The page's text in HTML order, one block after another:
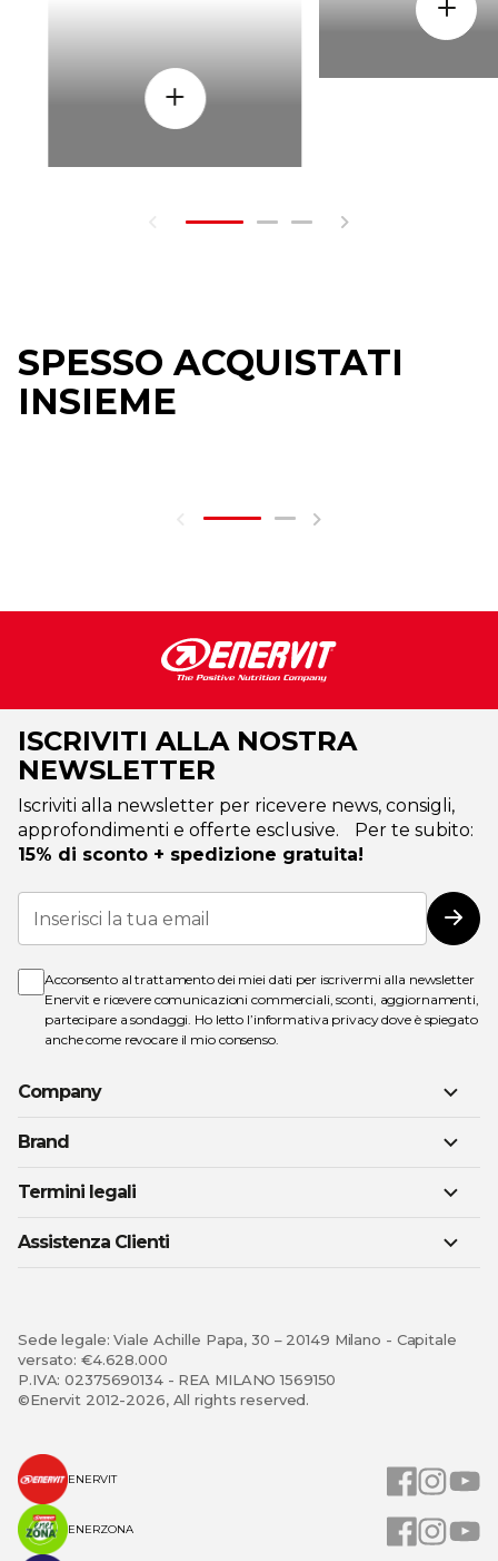
SPESSO ACQUISTATI
INSIEME
ISCRIVITI ALLA NOSTRA
NEWSLETTER
Iscriviti alla newsletter per ricevere news, consigli,
approfondimenti e offerte esclusive. Per te subito:
15% di sconto + spedizione gratuita!
Iscriviti
alla
nostra
Acconsento al trattamento dei miei dati per iscrivermi alla newsletter
Enervit e ricevere comunicazioni commerciali, sconti, aggiornamenti,
partecipare a sondaggi. Ho letto l’informativa privacydove è spiegato
anche come revocare il mio consenso.
Company
Brand
Termini legali
Assistenza Clienti
Sede legale: Viale Achille Papa, 30 – 20149 Milano - Capitale
versato: €4.628.000
P.IVA: 02375690134 - REA MILANO 1569150
©Enervit 2012-2026, All rights reserved.
ENERVIT
ENERZONA